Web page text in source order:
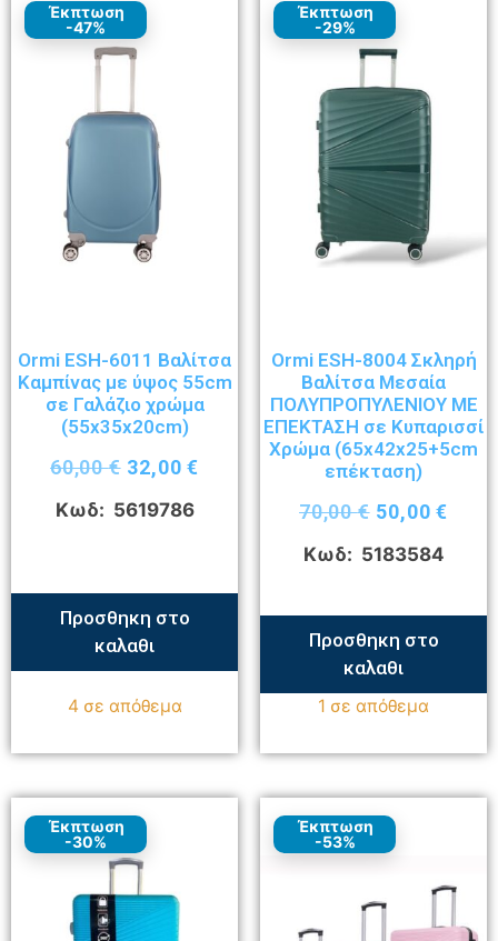
Έκπτωση
-47%
Ormi ESH-6011 Βαλίτσα
Καμπίνας με ύψος 55cm
σε Γαλάζιο χρώμα
(55x35x20cm)
60,00€ 32,00€
Κωδ: 5619786
Προσθηκη στο
καλαθι
4 σε απόθεμα
Έκπτωση
-29%
Ormi ESH-8004 Σκληρή
Βαλίτσα Μεσαία
ΠΟΛΥΠΡΟΠΥΛΕΝΙΟΥ ΜΕ
ΕΠΕΚΤΑΣΗ σε Κυπαρισσί
Χρώμα (65x42x25+5cm
επέκταση)
70,00€ 50,00€
Κωδ: 5183584
Προσθηκη στο
καλαθι
1 σε απόθεμα
Έκπτωση
-30%
Έκπτωση
-53%